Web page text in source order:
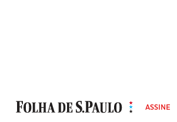
Folha
ASSINE